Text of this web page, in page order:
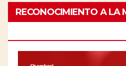
RECONOCIMIENTO A LA